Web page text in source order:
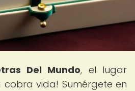
Del Mundo, el lugar
vida! Sumérgete en